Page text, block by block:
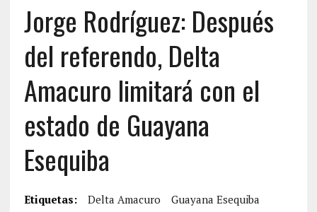
Jorge Rodríguez: Después
del referendo, Delta
Amacuro limitará con el
estado de Guayana
Esequiba
Etiquetas: Delta Amacuro
Guayana Esequiba